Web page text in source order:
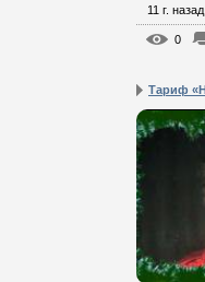
11 г. назад
0
Тариф